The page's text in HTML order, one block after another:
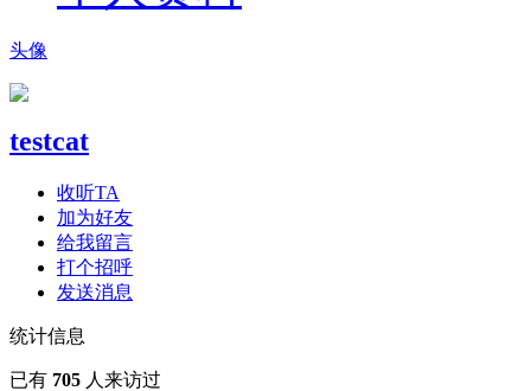
头像
testcat
收听TA
加为好友
给我留言
打个招呼
发送消息
统计信息
已有 705 人来访过